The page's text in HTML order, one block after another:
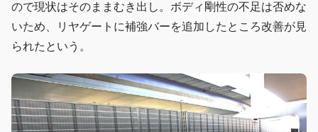
ので現状はそのままむき出し。ボディ剛性の不足は否めな
いため、リヤゲートに補強バーを追加したところ改善が見
られたという。